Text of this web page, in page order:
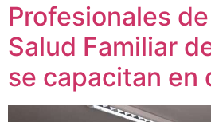
Profesionales
Salud Familiar
se capacitan en